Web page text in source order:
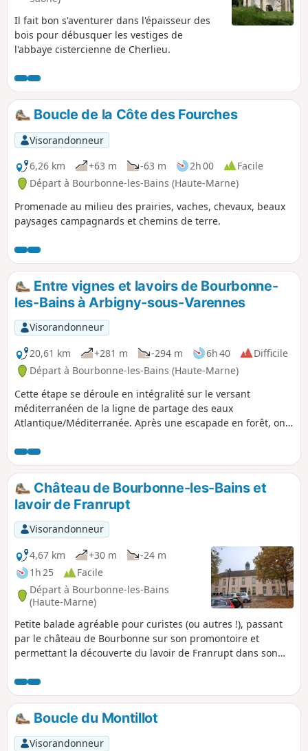
possède un patrimoine protégé qui
témoigne des différentes périodes de
l’Histoire.
Il fait bon s'aventurer dans l'épaisseur des
bois pour débusquer les vestiges de
l'abbaye cistercienne de Cherlieu.
Boucle de la Côte des Fourches
Visorandonneur
6,26 km
+63 m -63 m 2h 00
Facile
Départ à Bourbonne-les-Bains (Haute-Marne)
Promenade au milieu des prairies, vaches, chevaux, beaux
paysages campagnards et chemins de terre.
Entre vignes et lavoirs de Bourbonne-
les-Bains à Arbigny-sous-Varennes
Visorandonneur
20,61 km
+281 m -294 m 6h 40
Difficile
Départ à Bourbonne-les-Bains (Haute-Marne)
Cette étape se déroule en intégralité sur le versant
méditerranéen de la ligne de partage des eaux
Atlantique/Méditerranée. Après une escapade en forêt, on
premières vignes de notre périple ainsi qu'un marais. On
poursuit la découverte des lavoirs de Haute-Marne pour
terminer par un musée à ciel ouvert.
Château de Bourbonne-les-Bains et
lavoir de Franrupt
Visorandonneur
4,67 km
+30 m
-24 m
1h 25
Facile
Départ à Bourbonne-les-Bains
(Haute-Marne)
Petite balade agréable pour curistes (ou autres !), passant
par le château de Bourbonne sur son promontoire et
permettant la découverte du lavoir de Franrupt dans son
Boucle du Montillot
Visorandonneur